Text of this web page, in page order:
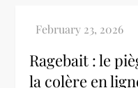
Ragebait : le
la colère en